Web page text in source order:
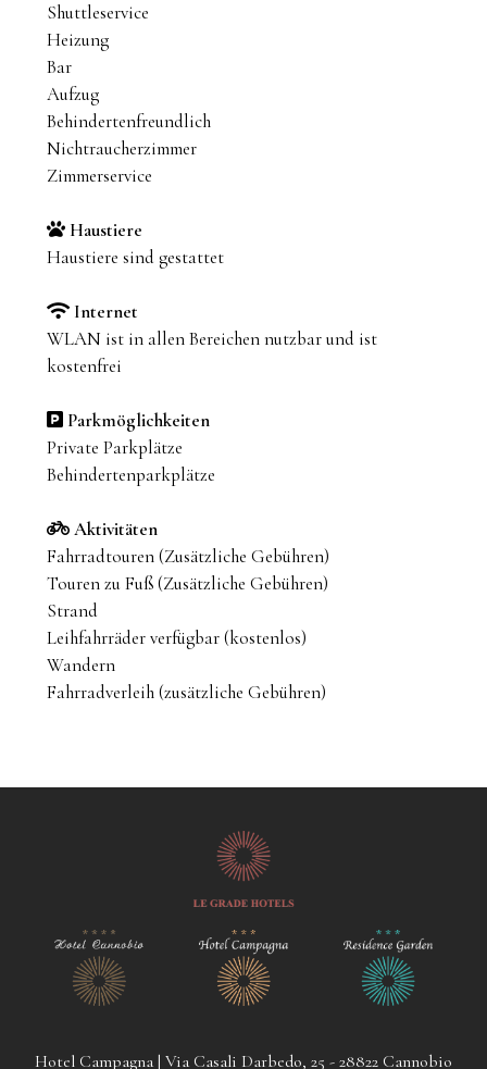
Shuttleservice
Heizung
Bar
Aufzug
Behindertenfreundlich
Nichtraucherzimmer
Zimmerservice
Haustiere
Haustiere sind gestattet
Internet
WLAN ist in allen Bereichen nutzbar und ist
kostenfrei
Parkmöglichkeiten
Private Parkplätze
Behindertenparkplätze
Aktivitäten
Fahrradtouren (Zusätzliche Gebühren)
Touren zu Fuß (Zusätzliche Gebühren)
Strand
Leihfahrräder verfügbar (kostenlos)
Wandern
Fahrradverleih (zusätzliche Gebühren)
Hotel Campagna | Via Casali Darbedo, 25 - 28822 Cannobio